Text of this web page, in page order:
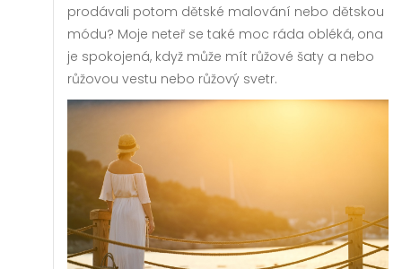
prodávali potom dětské malování nebo dětskou
módu? Moje neteř se také moc ráda obléká, ona
je spokojená, když může mít růžové šaty a nebo
růžovou vestu nebo růžový svetr.